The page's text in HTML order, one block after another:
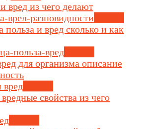
вред из чего делают
и вред сколько и как
для организма описание
свойства из чего